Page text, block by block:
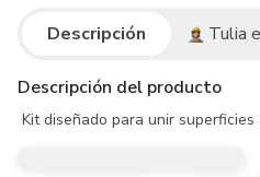
Descripción Tulia
Descripción del producto
Kit diseñado para unir